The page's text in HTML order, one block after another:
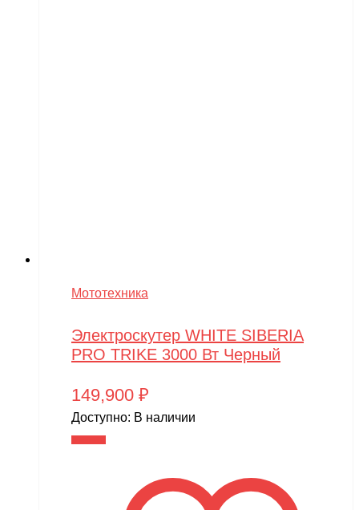
Мототехника
Электроскутер WHITE SIBERIA
PRO TRIKE 3000 Вт Черный
149,900 ₽
Доступно: В наличии